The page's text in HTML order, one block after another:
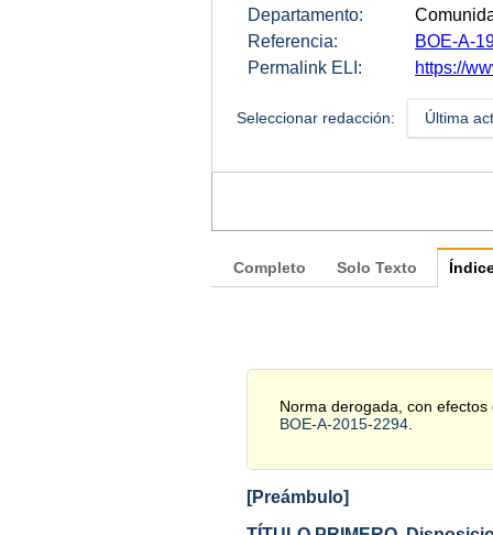
Departamento:
Referencia:
BOE-A-
Permalink ELI:
https://
Seleccionar redacción: Última
Completo Solo Texto
Norma derogada, con
BOE-A-2015-2294.
[Preámbulo]